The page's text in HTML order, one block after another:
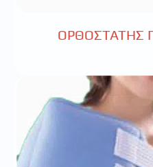
ΟΡΘΟΣΤΑΤΗΣ